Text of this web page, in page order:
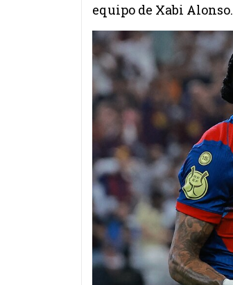
equipo de Xabi Alonso.